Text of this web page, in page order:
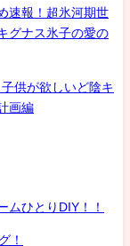
速報！超氷河期世
グナス氷子の愛の
供が欲しいど陰キ
画編
ムひとりDIY！！
！